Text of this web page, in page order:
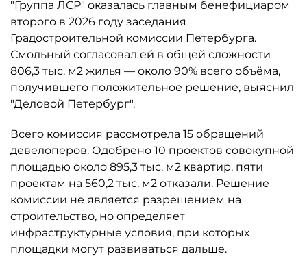
"Группа ЛСР" оказалась главным бенефициаром
второго в 2026 году заседания
Градостроительной комиссии Петербурга.
Смольный согласовал ей в общей сложности
806,3 тыс. м2 жилья — около 90% всего объёма,
получившего положительное решение, выяснил
"Деловой Петербург".
Всего комиссия рассмотрела 15 обращений
девелоперов. Одобрено 10 проектов совокупной
площадью около 895,3 тыс. м2 квартир, пяти
проектам на 560,2 тыс. м2 отказали. Решение
комиссии не является разрешением на
строительство, но определяет
инфраструктурные условия, при которых
площадки могут развиваться дальше.